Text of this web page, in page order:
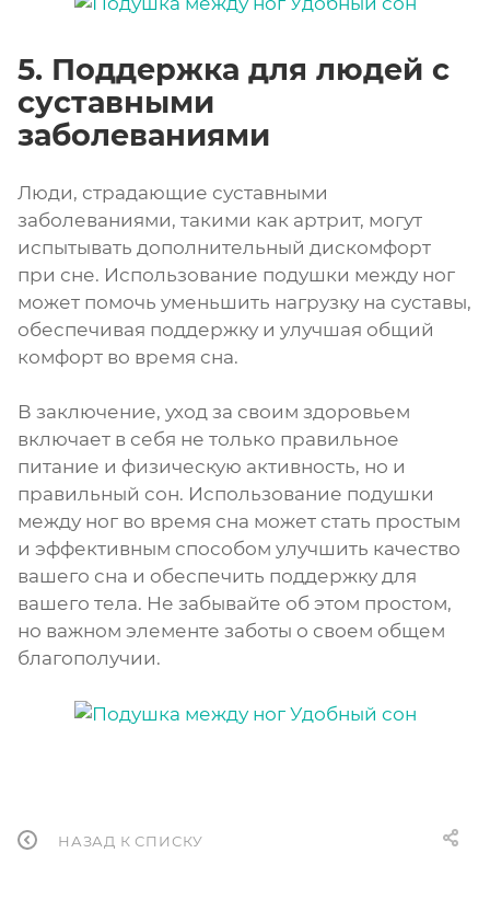
5. Поддержка для людей с
суставными
заболеваниями
Люди, страдающие суставными
заболеваниями, такими как артрит, могут
испытывать дополнительный дискомфорт
при сне. Использование подушки между ног
может помочь уменьшить нагрузку на суставы,
обеспечивая поддержку и улучшая общий
комфорт во время сна.
В заключение, уход за своим здоровьем
включает в себя не только правильное
питание и физическую активность, но и
правильный сон. Использование подушки
между ног во время сна может стать простым
и эффективным способом улучшить качество
вашего сна и обеспечить поддержку для
вашего тела. Не забывайте об этом простом,
но важном элементе заботы о своем общем
благополучии.
НАЗАД К СПИСКУ